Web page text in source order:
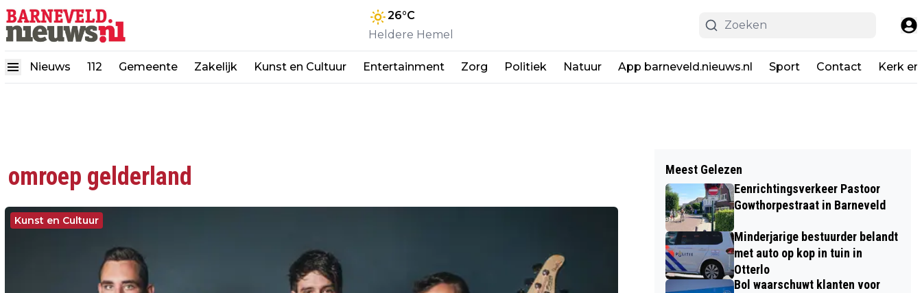
26°C
Heldere Hemel
Nieuws 112 Gemeente Zakelijk Kunst en Cultuur Entertainment Zorg Politiek Natuur App barneveld.nieuws.nl Sport Contact Kerk
omroep gelderland
Kunst en Cultuur
Meest Gelezen
Eenrichtingsverkeer Pastoor
Gowthorpestraat in Barneveld
Minderjarige bestuurder belandt
met auto op kop in tuin in
Otterlo
Bol waarschuwt klanten voor